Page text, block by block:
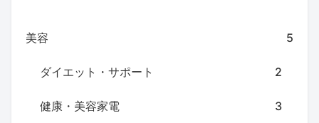
美容 5
ダイエット・サポート 2
健康・美容家電 3